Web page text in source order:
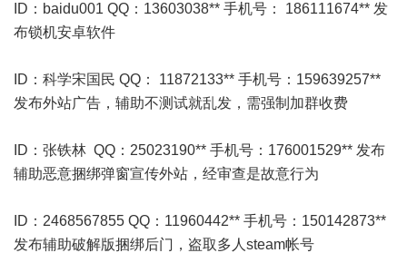
ID：baidu001 QQ：13603038** 手机号： 186111674** 发
布锁机安卓软件
ID：科学宋国民 QQ： 11872133** 手机号：159639257**
发布外站广告，辅助不测试就乱发，需强制加群收费
ID：张铁林 QQ：25023190** 手机号：176001529** 发布
辅助恶意捆绑弹窗宣传外站，经审查是故意行为
ID：2468567855 QQ：11960442** 手机号：150142873**
发布辅助破解版捆绑后门，盗取多人steam帐号